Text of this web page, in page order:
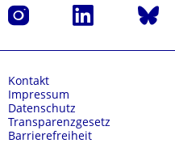
Instagram LinkedIn Bluesky
Kontakt
Impressum
Datenschutz
Transparenzgesetz
Barrierefreiheit